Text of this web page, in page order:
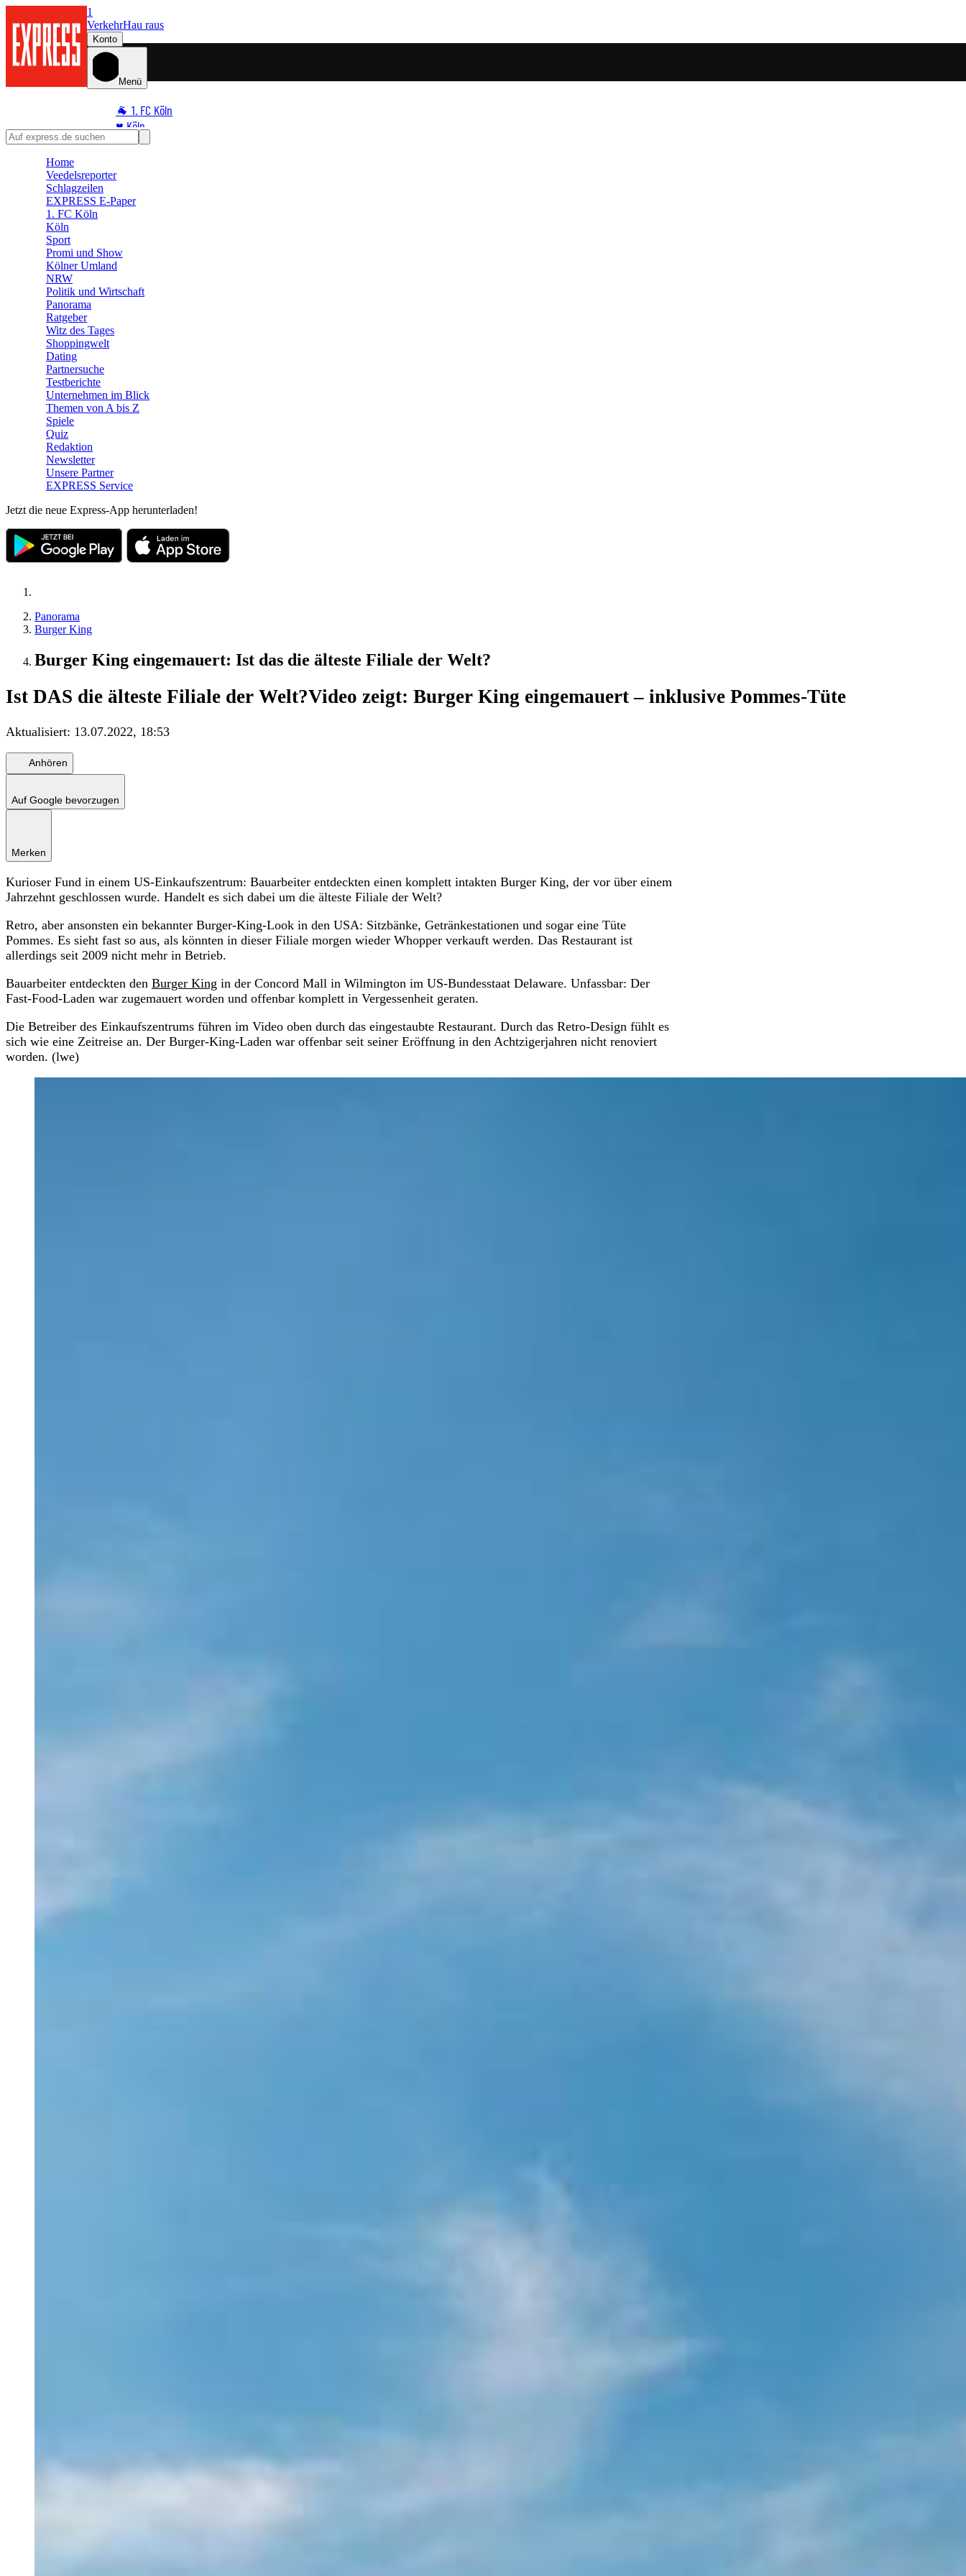
1
VerkehrHau raus
Konto
Menü
🐐 1. FC Köln
♥️ Köln
⭐ Promi
🛒 Shoppingwelt
🧩 Spiele
Home
Veedelsreporter
Schlagzeilen
EXPRESS E-Paper
1. FC Köln
Köln
Sport
Promi und Show
Kölner Umland
NRW
Politik und Wirtschaft
Panorama
Ratgeber
Witz des Tages
Shoppingwelt
Dating
Partnersuche
Testberichte
Unternehmen im Blick
Themen von A bis Z
Spiele
Quiz
Redaktion
Newsletter
Unsere Partner
EXPRESS Service
Jetzt die neue Express-App herunterladen!
Panorama
Burger King
Burger King eingemauert: Ist das die älteste Filiale der Welt?
Ist DAS die älteste Filiale der Welt?Video zeigt: Burger King eingemauert – inklusive Pommes-Tüte
Aktualisiert: 13.07.2022, 18:53
Anhören
Auf Google bevorzugen
Merken
Kurioser Fund in einem US-Einkaufszentrum: Bauarbeiter entdeckten einen komplett intakten Burger King, der vor über einem
Jahrzehnt geschlossen wurde. Handelt es sich dabei um die älteste Filiale der Welt?
Retro, aber ansonsten ein bekannter Burger-King-Look in den USA: Sitzbänke, Getränkestationen und sogar eine Tüte
Pommes. Es sieht fast so aus, als könnten in dieser Filiale morgen wieder Whopper verkauft werden. Das Restaurant ist
allerdings seit 2009 nicht mehr in Betrieb.
Bauarbeiter entdeckten den Burger King in der Concord Mall in Wilmington im US-Bundesstaat Delaware. Unfassbar: Der
Fast-Food-Laden war zugemauert worden und offenbar komplett in Vergessenheit geraten.
Die Betreiber des Einkaufszentrums führen im Video oben durch das eingestaubte Restaurant. Durch das Retro-Design fühlt es
sich wie eine Zeitreise an. Der Burger-King-Laden war offenbar seit seiner Eröffnung in den Achtzigerjahren nicht renoviert
worden. (lwe)